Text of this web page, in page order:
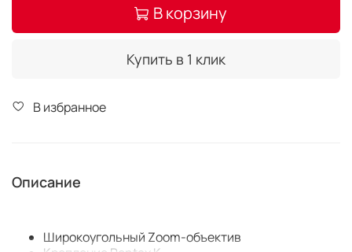
В корзину
Купить в 1 клик
В избранное
Описание
Широкоугольный Zoom-объектив